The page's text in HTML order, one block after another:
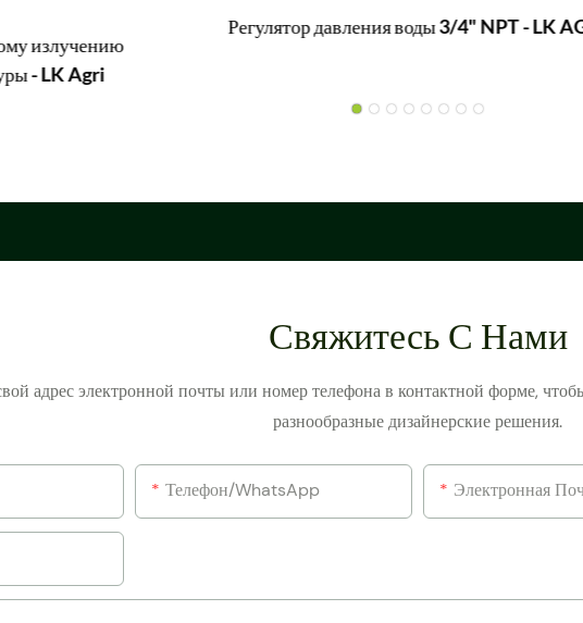
излучению
- LK Agri
Регулятор давления воды 3/4" NPT - LK
Свяжитесь С Нами
адрес электронной почты или номер телефона в контактной форме,
разнообразные дизайнерские решения.
Телефон/WhatsApp Электронная